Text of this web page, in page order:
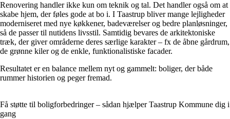
Renovering handler ikke kun om teknik og tal. Det handler også om at
skabe hjem, der føles gode at bo i. I Taastrup bliver mange lejligheder
moderniseret med nye køkkener, badeværelser og bedre planløsninger,
så de passer til nutidens livsstil. Samtidig bevares de arkitektoniske
træk, der giver områderne deres særlige karakter – fx de åbne gårdrum,
de grønne kiler og de enkle, funktionalistiske facader.
Resultatet er en balance mellem nyt og gammelt: boliger, der både
rummer historien og peger fremad.
Få støtte til boligforbedringer – sådan hjælper Taastrup Kommune dig i
gang